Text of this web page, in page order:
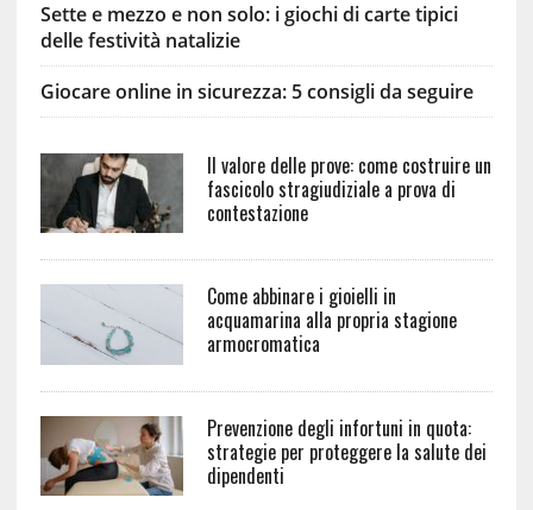
Sette e mezzo e non solo: i giochi di carte tipici
delle festività natalizie
Giocare online in sicurezza: 5 consigli da seguire
Il valore delle prove: come costruire un
fascicolo stragiudiziale a prova di
contestazione
Come abbinare i gioielli in
acquamarina alla propria stagione
armocromatica
Prevenzione degli infortuni in quota:
strategie per proteggere la salute dei
dipendenti